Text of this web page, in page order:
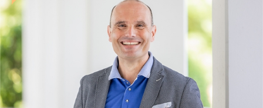
Karriere
Leichte Sprache